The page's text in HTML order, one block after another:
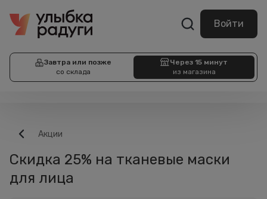
Войти
Завтра или позже
со склада
Через 15 минут
из магазина
Акции
Скидка 25% на тканевые маски
для лица